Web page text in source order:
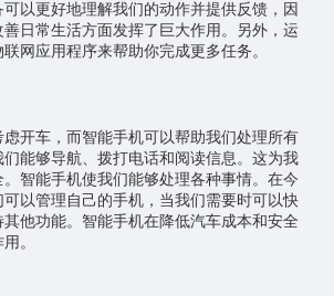
以更好地理解我们的动作并提供反馈，因
日常生活方面发挥了巨大作用。另外，运
联网应用程序来帮助你完成更多任务。
开车，而智能手机可以帮助我们处理所有
能够导航、拨打电话和阅读信息。这为我
智能手机使我们能够处理各种事情。在今
以管理自己的手机，当我们需要时可以快
他功能。智能手机在降低汽车成本和安全
。